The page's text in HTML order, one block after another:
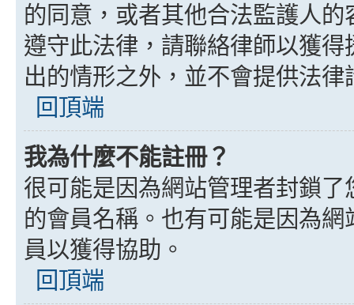
的同意，或者其他合法監護人
遵守此法律，請聯絡律師以獲
出的情形之外，並不會提供法
回頂端
我為什麼不能註冊？
很可能是因為網站管理者封鎖
的會員名稱。也有可能是因為
員以獲得協助。
回頂端